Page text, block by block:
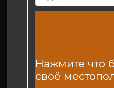
Нажмите что
своё